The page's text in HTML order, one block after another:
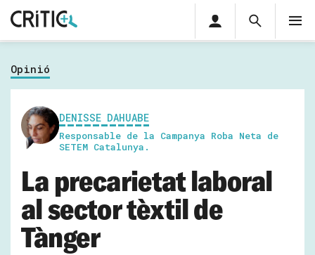
Cerca
Cerca
privada
Inicia sessió
Opinió
DENISSE DAHUABE
Responsable de la Campanya Roba Neta de
SETEM Catalunya.
La precarietat laboral
al sector tèxtil de
Tànger